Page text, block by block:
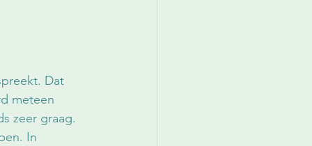
Dat
meteen
zeer graag.
In